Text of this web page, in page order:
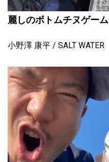
麗しのボトムチヌゲーム
小野澤 康平 SALT WATER